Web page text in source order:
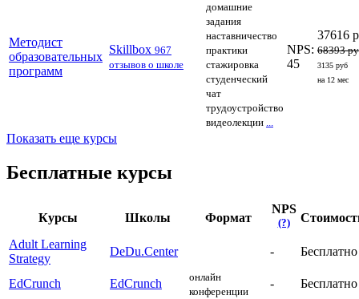
Методист
образовательных
программ
Skillbox 967
отзывов о школе
домашние
задания
наставничество
практики
стажировка
студенческий
чат
трудоустройство
видеолекции ...
NPS:
45
37616
68393
3135 руб
на 12 мес
Показать еще курсы
Бесплатные курсы
Курсы Школы Формат
NPS
(?)
Adult Learning
Strategy
DeDu.Center - Бесплатно
EdCrunch EdCrunch
онлайн
конференции
- Бесплатно